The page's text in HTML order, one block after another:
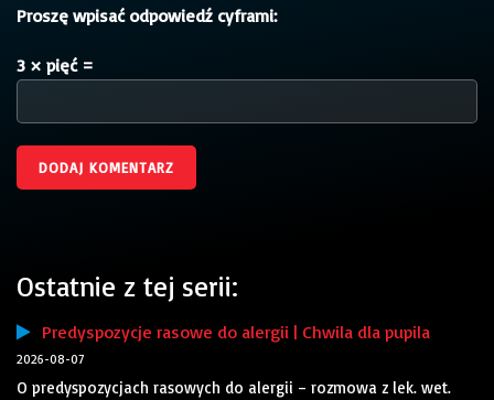
Proszę wpisać odpowiedź cyframi:
3 × pięć =
Ostatnie z tej serii:
Predyspozycje rasowe do alergii | Chwila dla pupila
2026-08-07
O predyspozycjach rasowych do alergii – rozmowa z lek. wet.